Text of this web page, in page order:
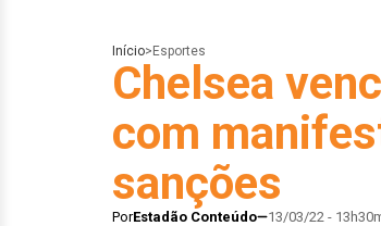
Início> Esportes
Chelsea
com
sanções
PorEstadão Conteúdo 13/03/22 -